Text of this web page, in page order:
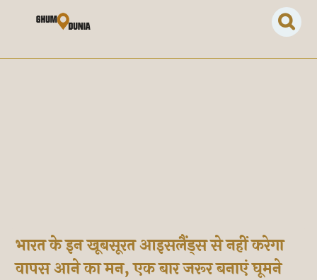
भारत के इन खूबसूरत आइसलैंड्स से नहीं करेगा
वापस आने का मन, एक बार जरूर बनाएं घूमने